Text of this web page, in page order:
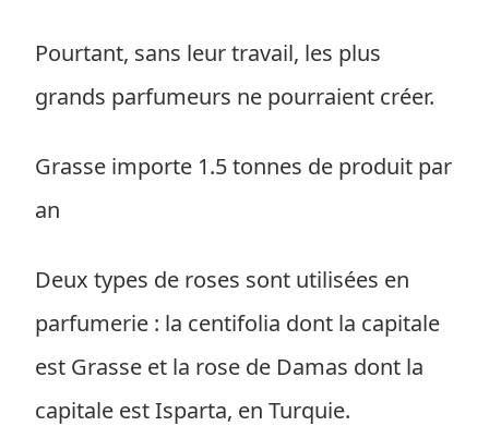
Pourtant, sans leur travail, les plus
grands parfumeurs ne pourraient créer.
Grasse importe 1.5 tonnes de produit par
an
Deux types de roses sont utilisées en
parfumerie : la centifolia dont la capitale
est Grasse et la rose de Damas dont la
capitale est Isparta, en Turquie.